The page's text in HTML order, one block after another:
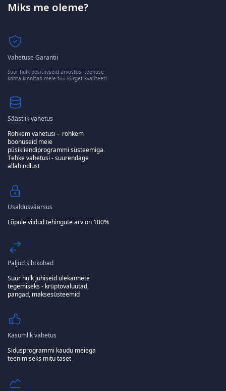
Miks me oleme?
Vahetuse Garantii
Suur hulk positiivseid arvustusi teenuse
kohta kinnitab meie töö kõrget kvaliteeti.
Säästlik vahetus
Rohkem vahetusi – rohkem
boonuseid meie
püsikliendiprogrammi süsteemiga.
Tehke vahetusi - suurendage
allahindlust
Usaldusväärsus
Lõpule viidud tehingute arv on 100%
Paljud sihtkohad
Suur hulk juhiseid ülekannete
tegemiseks - krüptovaluutad,
pangad, maksesüsteemid
Kasumlik vahetus
Sidusprogrammi kaudu meiega
teenimiseks mitu taset